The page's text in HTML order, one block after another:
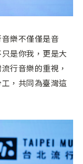
樂不僅僅是音
是你我，更是大
行音樂的重視，
，共同為臺灣這